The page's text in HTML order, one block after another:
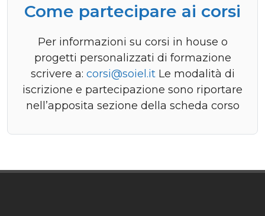
Come partecipare ai corsi
Per informazioni su corsi in house o
progetti personalizzati di formazione
scrivere a: corsi@soiel.itLe modalità di
iscrizione e partecipazione sono riportare
nell’apposita sezione della scheda corso